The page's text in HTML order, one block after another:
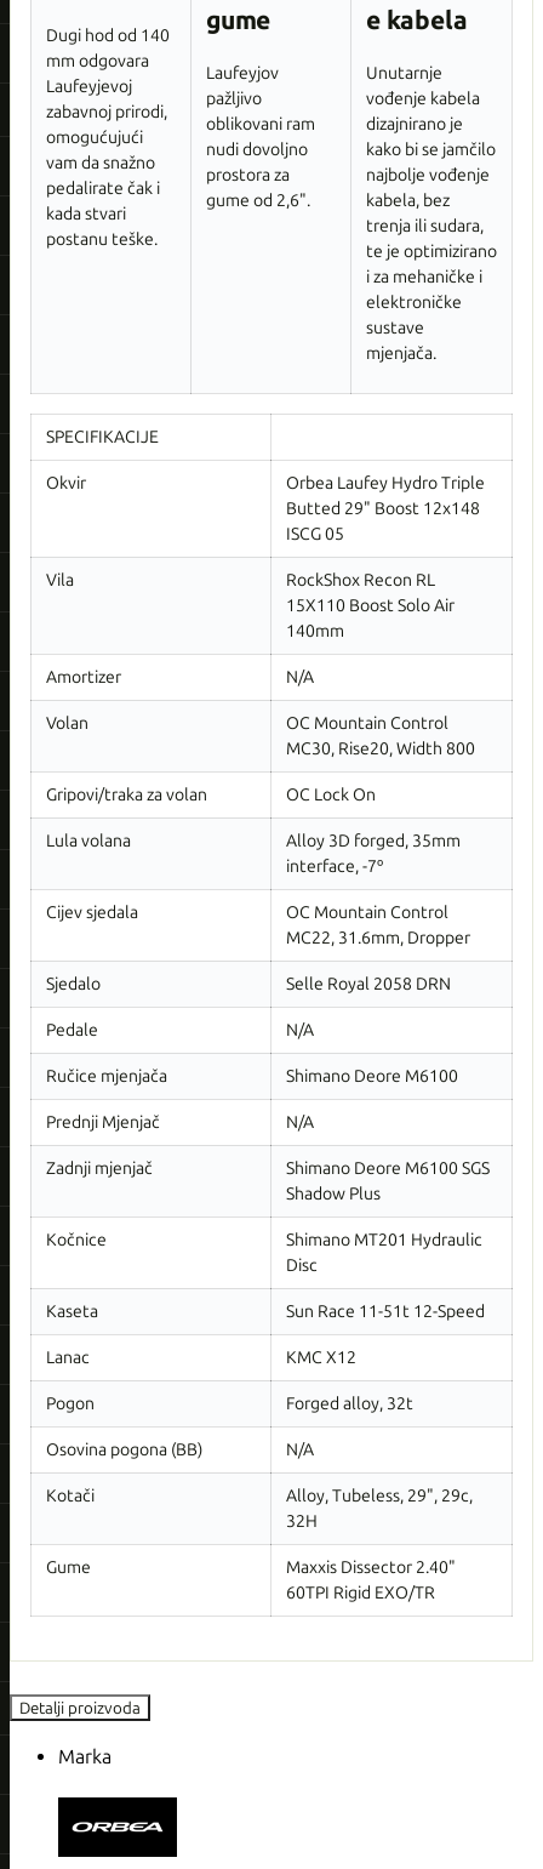
Dugi hod od 140
mm odgovara
Laufeyjevoj
zabavnoj prirodi,
omogućujući
vam da snažno
pedalirate čak i
kada stvari
postanu teške.
gume
Laufeyjov
pažljivo
oblikovani ram
nudi dovoljno
prostora za
gume od 2,6".
e kabela
Unutarnje
vođenje kabela
dizajnirano je
kako bi se jamčilo
najbolje vođenje
kabela, bez
trenja ili sudara,
te je optimizirano
i za mehaničke i
elektroničke
sustave
mjenjača.
SPECIFIKACIJE
Okvir
Orbea Laufey Hydro Triple
Butted 29" Boost 12x148
ISCG 05
Vila
RockShox Recon RL
15X110 Boost Solo Air
140mm
Amortizer N/A
Volan
OC Mountain Control
MC30, Rise20, Width 800
Gripovi/traka za volan OC Lock On
Lula volana
Alloy 3D forged, 35mm
interface, -7º
Cijev sjedala
OC Mountain Control
MC22, 31.6mm, Dropper
Sjedalo Selle Royal 2058 DRN
Pedale N/A
Ručice mjenjača Shimano Deore M6100
Prednji Mjenjač N/A
Zadnji mjenjač
Shimano Deore M6100 SGS
Shadow Plus
Kočnice
Shimano MT201 Hydraulic
Disc
Kaseta Sun Race 11-51t 12-Speed
Lanac KMC X12
Pogon Forged alloy, 32t
Osovina pogona (BB) N/A
Kotači
Alloy, Tubeless, 29", 29c,
32H
Gume
Maxxis Dissector 2.40"
60TPI Rigid EXO/TR
Detalji proizvoda
Marka